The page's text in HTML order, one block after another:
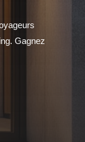
Gagnez